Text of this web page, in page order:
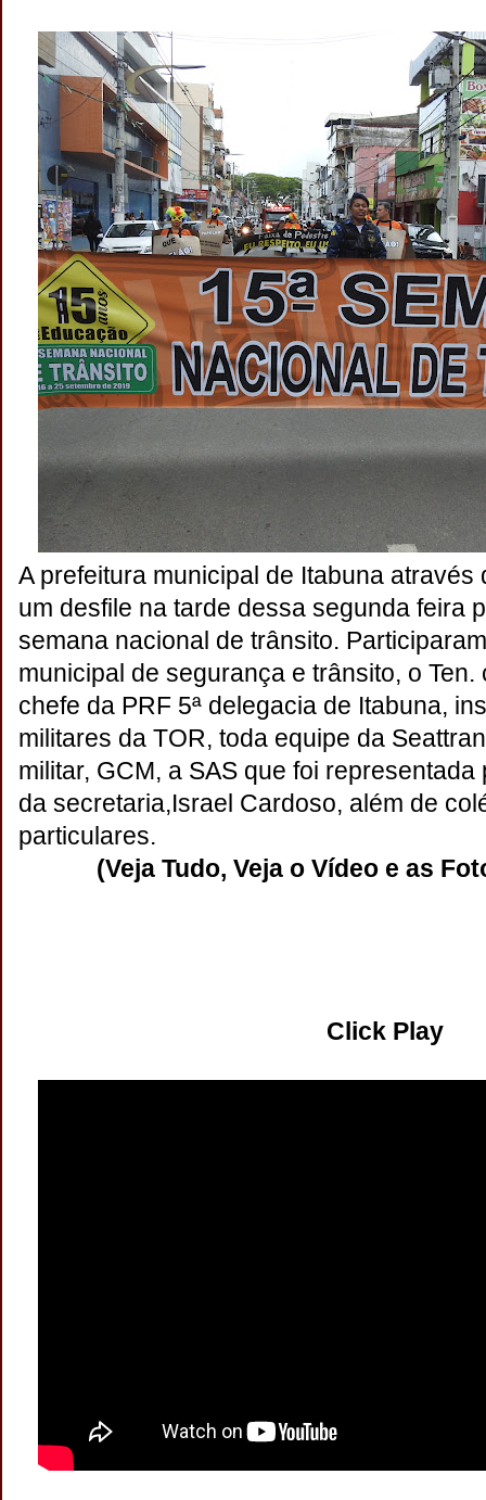
A prefeitura municipal de Itabuna através
um desfile na tarde dessa segunda feira
semana nacional de trânsito.
municipal de segurança e trânsito, o Ten.
chefe da PRF 5ª delegacia de Itabuna,
militares da TOR, toda equipe da
militar, GCM, a SAS que foi
da secretaria,Israel Cardoso, além de
particulares.
(Veja Tudo, Veja o Vídeo e as
Click Play